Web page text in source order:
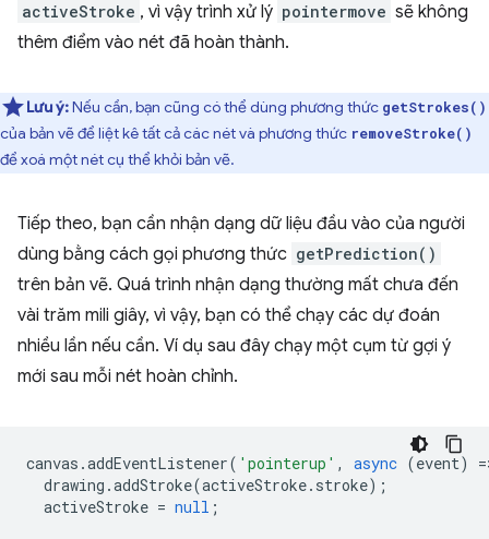
activeStroke , vì vậy trình xử lý pointermove sẽ không
thêm điểm vào nét đã hoàn thành.
Lưu ý:Nếu cần, bạn cũng có thể dùng phương thức getStrokes()
của bản vẽ để liệt kê tất cả các nét và phương thức removeStroke()
để xoá một nét cụ thể khỏi bản vẽ.
Tiếp theo, bạn cần nhận dạng dữ liệu đầu vào của người
dùng bằng cách gọi phương thức getPrediction()
trên bản vẽ. Quá trình nhận dạng thường mất chưa đến
vài trăm mili giây, vì vậy, bạn có thể chạy các dự đoán
nhiều lần nếu cần. Ví dụ sau đây chạy một cụm từ gợi ý
mới sau mỗi nét hoàn chỉnh.
canvas .addEventListener( 'pointerup' , async (event) =
drawing .addStroke(activeStroke. stroke);
activeStroke = null ;